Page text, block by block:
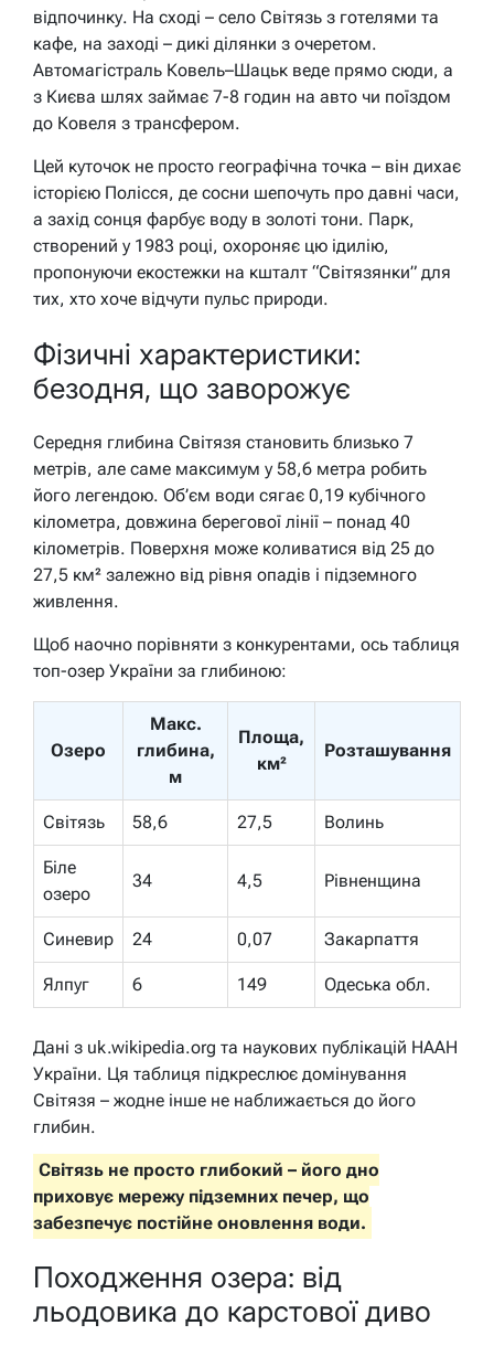
відпочинку. На сході – село Світязь з готелями та
кафе, на заході – дикі ділянки з очеретом.
Автомагістраль Ковель–Шацьк веде прямо сюди, а
з Києва шлях займає 7-8 годин на авто чи поїздом
до Ковеля з трансфером.
Цей куточок не просто географічна точка – він дихає
історією Полісся, де сосни шепочуть про давні часи,
а захід сонця фарбує воду в золоті тони. Парк,
створений у 1983 році, охороняє цю ідилію,
пропонуючи екостежки на кшталт “Світязянки” для
тих, хто хоче відчути пульс природи.
Фізичні характеристики:
безодня, що заворожує
Середня глибина Світязя становить близько 7
метрів, але саме максимум у 58,6 метра робить
його легендою. Об’єм води сягає 0,19 кубічного
кілометра, довжина берегової лінії – понад 40
кілометрів. Поверхня може коливатися від 25 до
27,5 км² залежно від рівня опадів і підземного
живлення.
Щоб наочно порівняти з конкурентами, ось таблиця
топ-озер України за глибиною:
Озеро
Макс.
глибина,
м
Площа,
км²
Розташування
Світязь 58,6 27,5 Волинь
Біле
озеро
34 4,5 Рівненщина
Синевир 24 0,07 Закарпаття
Ялпуг 6 149 Одеська обл.
Дані з uk.wikipedia.org та наукових публікацій НААН
України. Ця таблиця підкреслює домінування
Світязя – жодне інше не наближається до його
глибин.
Світязь не просто глибокий – його дно
приховує мережу підземних печер, що
забезпечує постійне оновлення води.
Походження озера: від
льодовика до карстової диво